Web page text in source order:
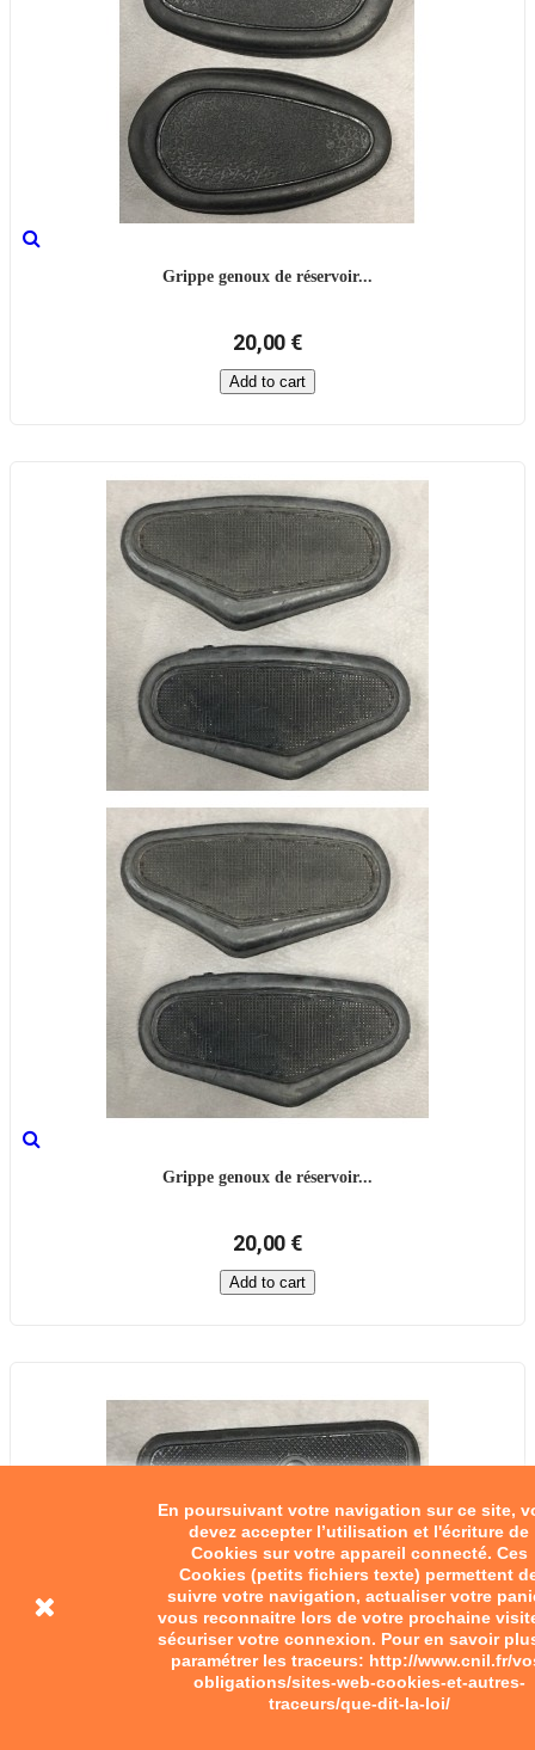
En poursuivant votre navigation sur ce site,
devez accepter l’utilisation et l'écriture de
Cookies sur votre appareil connecté. Ces
Cookies (petits fichiers texte) permettent
suivre votre navigation, actualiser votre
vous reconnaitre lors de votre prochaine
sécuriser votre connexion. Pour en savoir
paramétrer les traceurs: http://www.cnil.fr/
obligations/sites-web-cookies-et-autres-
traceurs/que-dit-la-loi/
Grippe genoux de réservoir...
20,00 €
Add to cart
Grippe genoux de réservoir...
20,00 €
Add to cart